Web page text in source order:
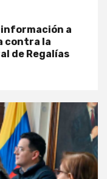
a
contra la
de Regalías